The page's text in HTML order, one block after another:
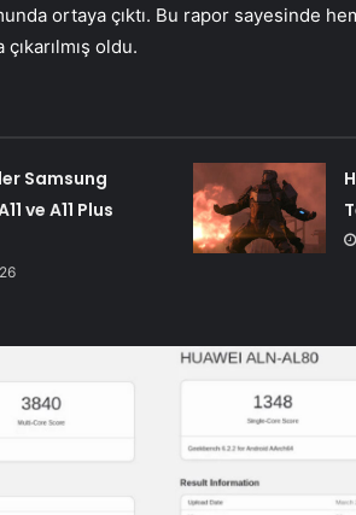
ortaya çıktı. Bu rapor sayesinde
oldu.
Samsung
ve A11 Plus